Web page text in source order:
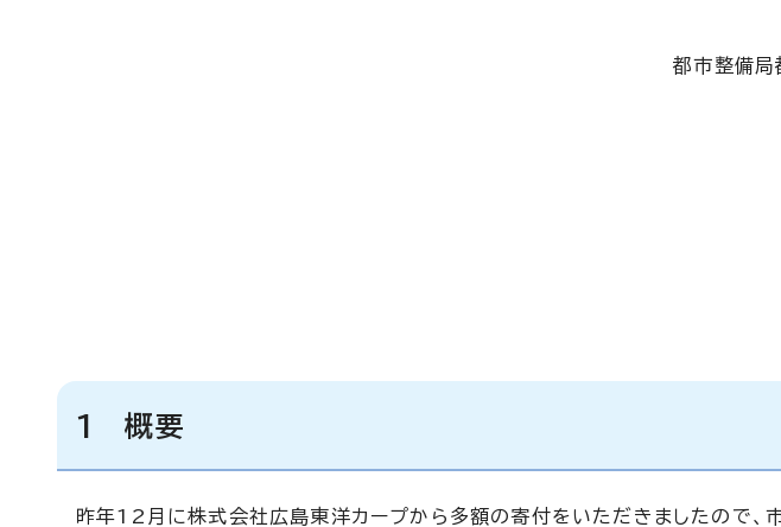
都市整備局
1 概要
昨年12月に株式会社広島東洋カープから多額の寄付をいただきましたので、